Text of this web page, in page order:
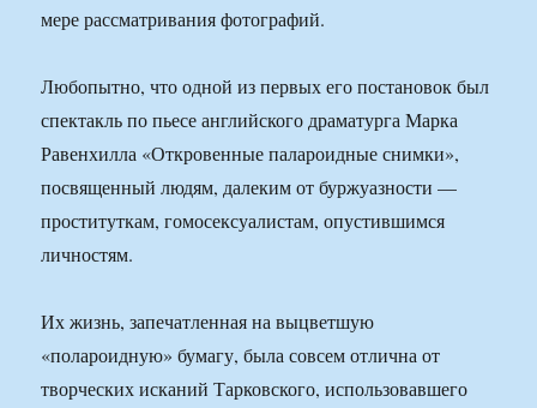
мере рассматривания фотографий.
Любопытно, что одной из первых его постановок был
спектакль по пьесе английского драматурга Марка
Равенхилла «Откровенные палароидные снимки»,
посвященный людям, далеким от буржуазности —
проституткам, гомосексуалистам, опустившимся
личностям.
Их жизнь, запечатленная на выцветшую
«полароидную» бумагу, была совсем отлична от
творческих исканий Тарковского, использовавшего